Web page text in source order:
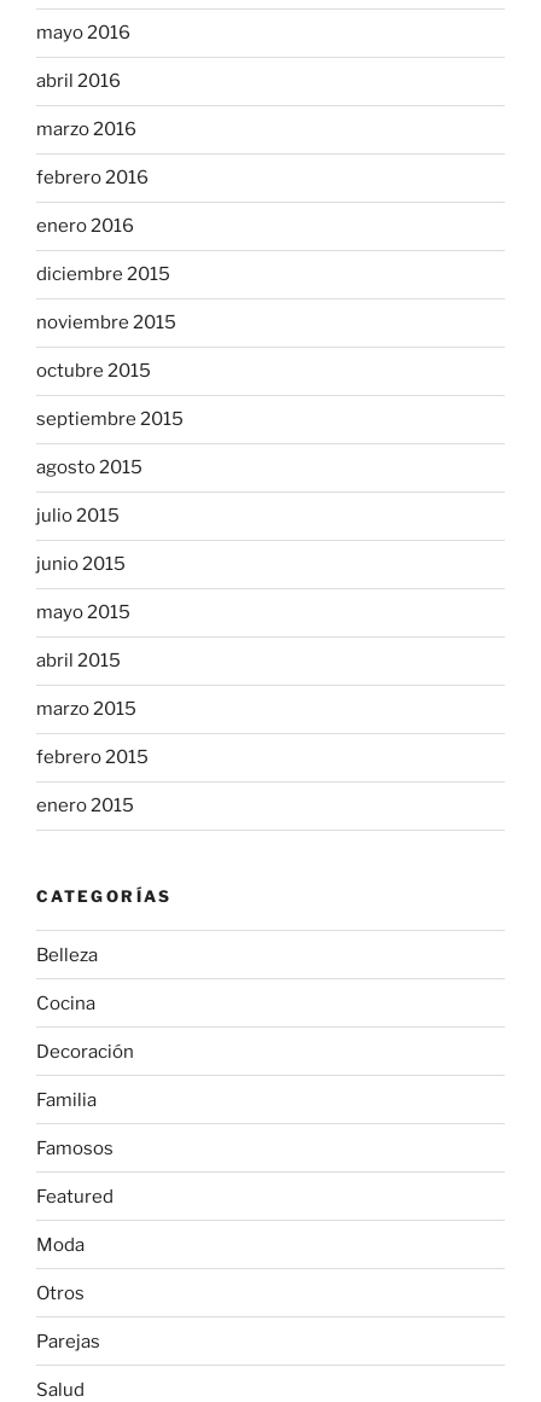
mayo 2016
abril 2016
marzo 2016
febrero 2016
enero 2016
diciembre 2015
noviembre 2015
octubre 2015
septiembre 2015
agosto 2015
julio 2015
junio 2015
mayo 2015
abril 2015
marzo 2015
febrero 2015
enero 2015
CATEGORÍAS
Belleza
Cocina
Decoración
Familia
Famosos
Featured
Moda
Otros
Parejas
Salud